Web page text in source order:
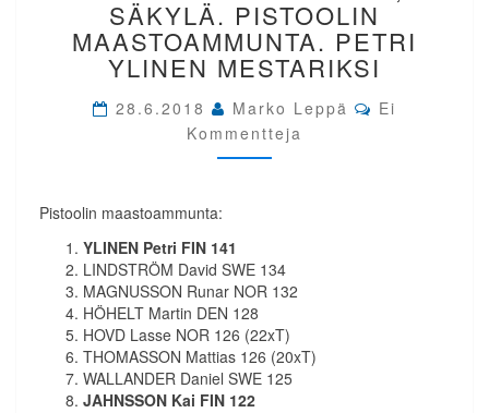
KILPAILUT,
SÄKYLÄ.
PISTOOLIN
MAASTOAMMUNTA.
YLINEN
MESTARIKSI
SÄKYLÄ. PISTOOLIN
MAASTOAMMUNTA. PETRI
YLINEN MESTARIKSI
28.6.2018 Marko Leppä Comments
Ei
Kommentteja
Pistoolin maastoammunta:
YLINEN Petri FIN 141
LINDSTRÖM David SWE 134
MAGNUSSON Runar NOR 132
HÖHELT Martin DEN 128
HOVD Lasse NOR 126 (22xT)
THOMASSON Mattias 126 (20xT)
WALLANDER Daniel SWE 125
JAHNSSON Kai FIN 122